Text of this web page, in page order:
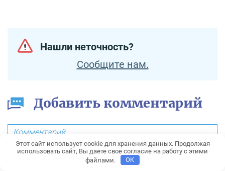
Нашли неточность?
Сообщите нам.
Добавить комментарий
Этот сайт использует cookie для хранения данных. Продолжая
использовать сайт, Вы даете свое согласие на работу с этими
файлами.
OK